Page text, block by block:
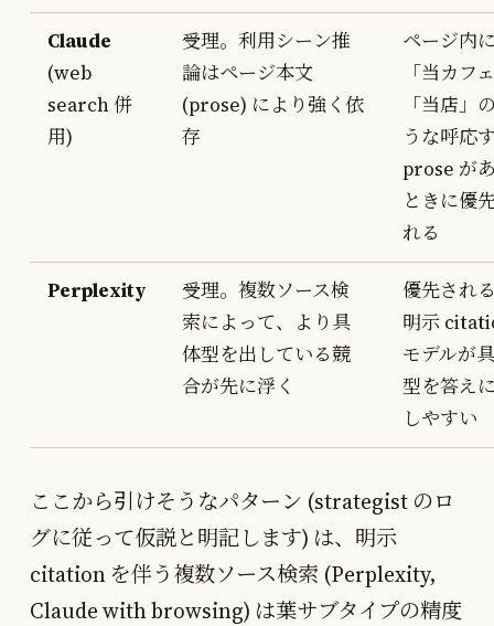
Claude
(web
search 併
用)
受理。利用シーン推
論はページ本文
(prose) により強く依
存
ページ内
「当カフ
「当店」
うな呼応
prose が
ときに優
れる
Perplexity
受理。複数ソース検
索によって、より具
体型を出している競
合が先に浮く
優先され
明示
モデルが
型を答え
しやすい
ここから引けそうなパターン (strategist のロ
グに従って仮説と明記します) は、明示
citation を伴う複数ソース検索 (Perplexity,
Claude with browsing) は葉サブタイプの精度